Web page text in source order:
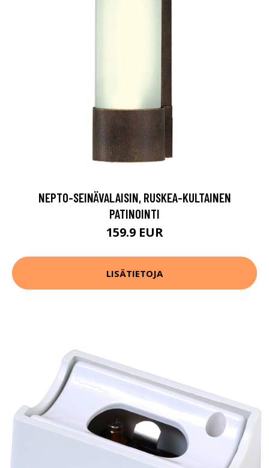
NEPTO-SEINÄVALAISIN, RUSKEA-KULTAINEN
PATINOINTI
159.9 EUR
LISÄTIETOJA